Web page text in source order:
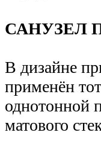
САНУЗЕЛ
В дизайне
применён
однотонной
матового